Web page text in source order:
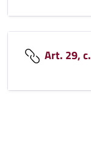
Art. 29,